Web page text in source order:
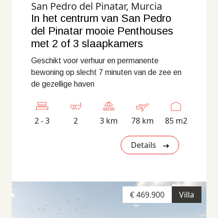
San Pedro del Pinatar, Murcia
In het centrum van San Pedro
del Pinatar mooie Penthouses
met 2 of 3 slaapkamers
Geschikt voor verhuur en permanente
bewoning op slecht 7 minuten van de zee en
de gezellige haven
2 - 3 2 3 km 78 km 85 m2
Details
Villa
€ 469.900